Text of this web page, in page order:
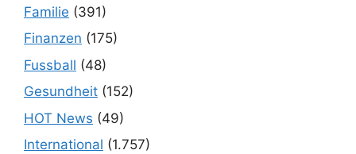
Familie (391)
Finanzen (175)
Fussball (48)
Gesundheit (152)
HOT News (49)
International (1.757)